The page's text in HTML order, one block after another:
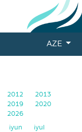
AZE
2012
2013
2019
2020
2026
iyun
iyul